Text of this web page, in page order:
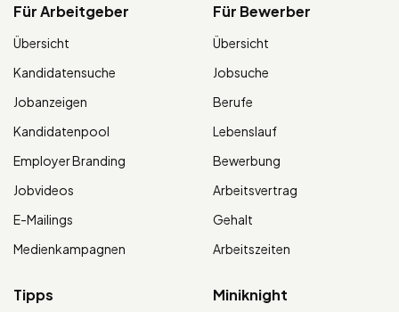
Für Arbeitgeber
Übersicht
Kandidatensuche
Jobanzeigen
Kandidatenpool
Employer Branding
Jobvideos
E-Mailings
Medienkampagnen
Für Bewerber
Übersicht
Jobsuche
Berufe
Lebenslauf
Bewerbung
Arbeitsvertrag
Gehalt
Arbeitszeiten
Tipps Miniknight